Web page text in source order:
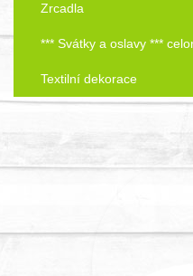
Zrcadla
*** Svátky a oslavy ***
Textilní dekorace